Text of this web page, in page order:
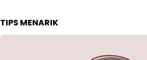
TIPS MENARIK